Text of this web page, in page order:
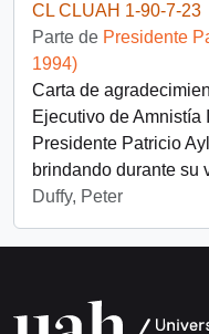
CL CLUAH 1-90-7-23
Parte de Presidente
1994)
Carta de
Ejecutivo de Amnistía
Presidente Patricio
brindando durante su
Duffy, Peter